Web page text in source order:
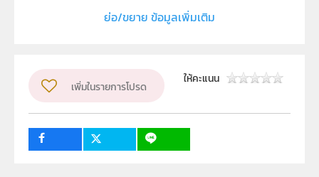
ประถมศึกษา, วิทยาการคำนวณประถมศึกษา, ชั้นประถม
ลิขสิทธิ์
กระทรวงศึกษาธิการ,
ย่อ/ขยาย ข้อมูลเพิ่มเติม
เพิ่มในรายการโปรด
ให้คะแนน